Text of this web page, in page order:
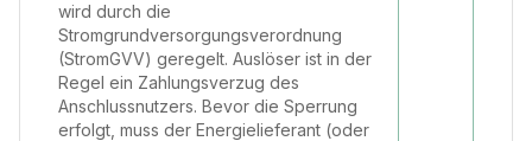
wird durch die
Stromgrundversorgungsverordnung
(StromGVV) geregelt. Auslöser ist in der
Regel ein Zahlungsverzug des
Anschlussnutzers. Bevor die Sperrung
erfolgt, muss der Energielieferant (oder